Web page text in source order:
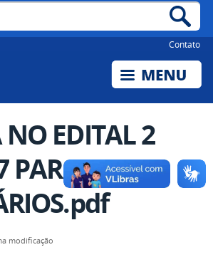
Contato
NO EDITAL 2
PARA
modificação